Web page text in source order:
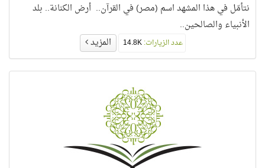
نتأمّل في هذا المشهد اسم (مصر) في القرآن.. أرض الكنانة.. بلد
الأنبياء والصالحين..
عدد الزيارات:14.8K المزيد